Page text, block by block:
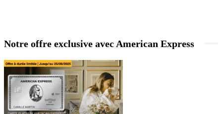
Notre offre exclusive avec American Express